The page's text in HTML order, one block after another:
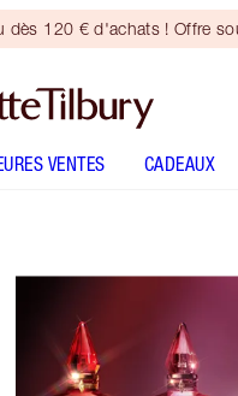
dès 120 € d'achats ! Offre
VENTES CADEAUX